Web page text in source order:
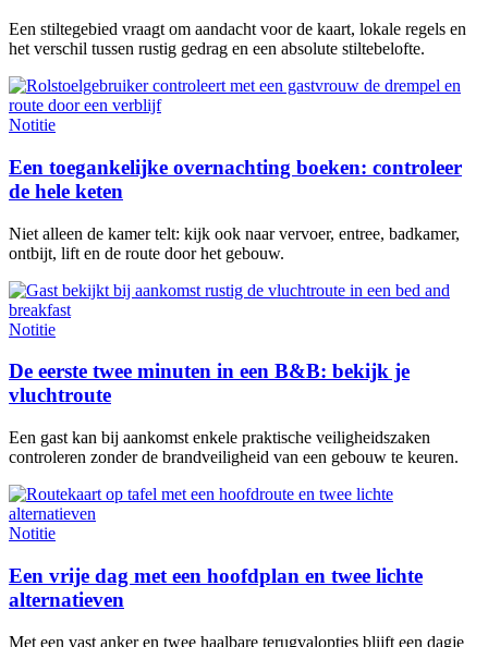
Een stiltegebied vraagt om aandacht voor de kaart, lokale regels en
het verschil tussen rustig gedrag en een absolute stiltebelofte.
Notitie
Een toegankelijke overnachting boeken: controleer
de hele keten
Niet alleen de kamer telt: kijk ook naar vervoer, entree, badkamer,
ontbijt, lift en de route door het gebouw.
Notitie
De eerste twee minuten in een B&B: bekijk je
vluchtroute
Een gast kan bij aankomst enkele praktische veiligheidszaken
controleren zonder de brandveiligheid van een gebouw te keuren.
Notitie
Een vrije dag met een hoofdplan en twee lichte
alternatieven
Met een vast anker en twee haalbare terugvalopties blijft een dagje